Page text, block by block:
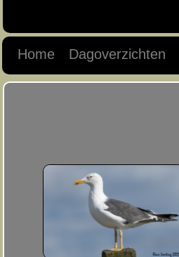
Home Dagoverzichten